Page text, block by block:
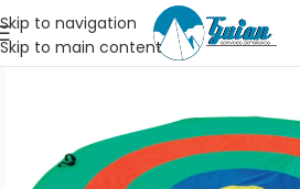
Skip to navigation
Skip to main content